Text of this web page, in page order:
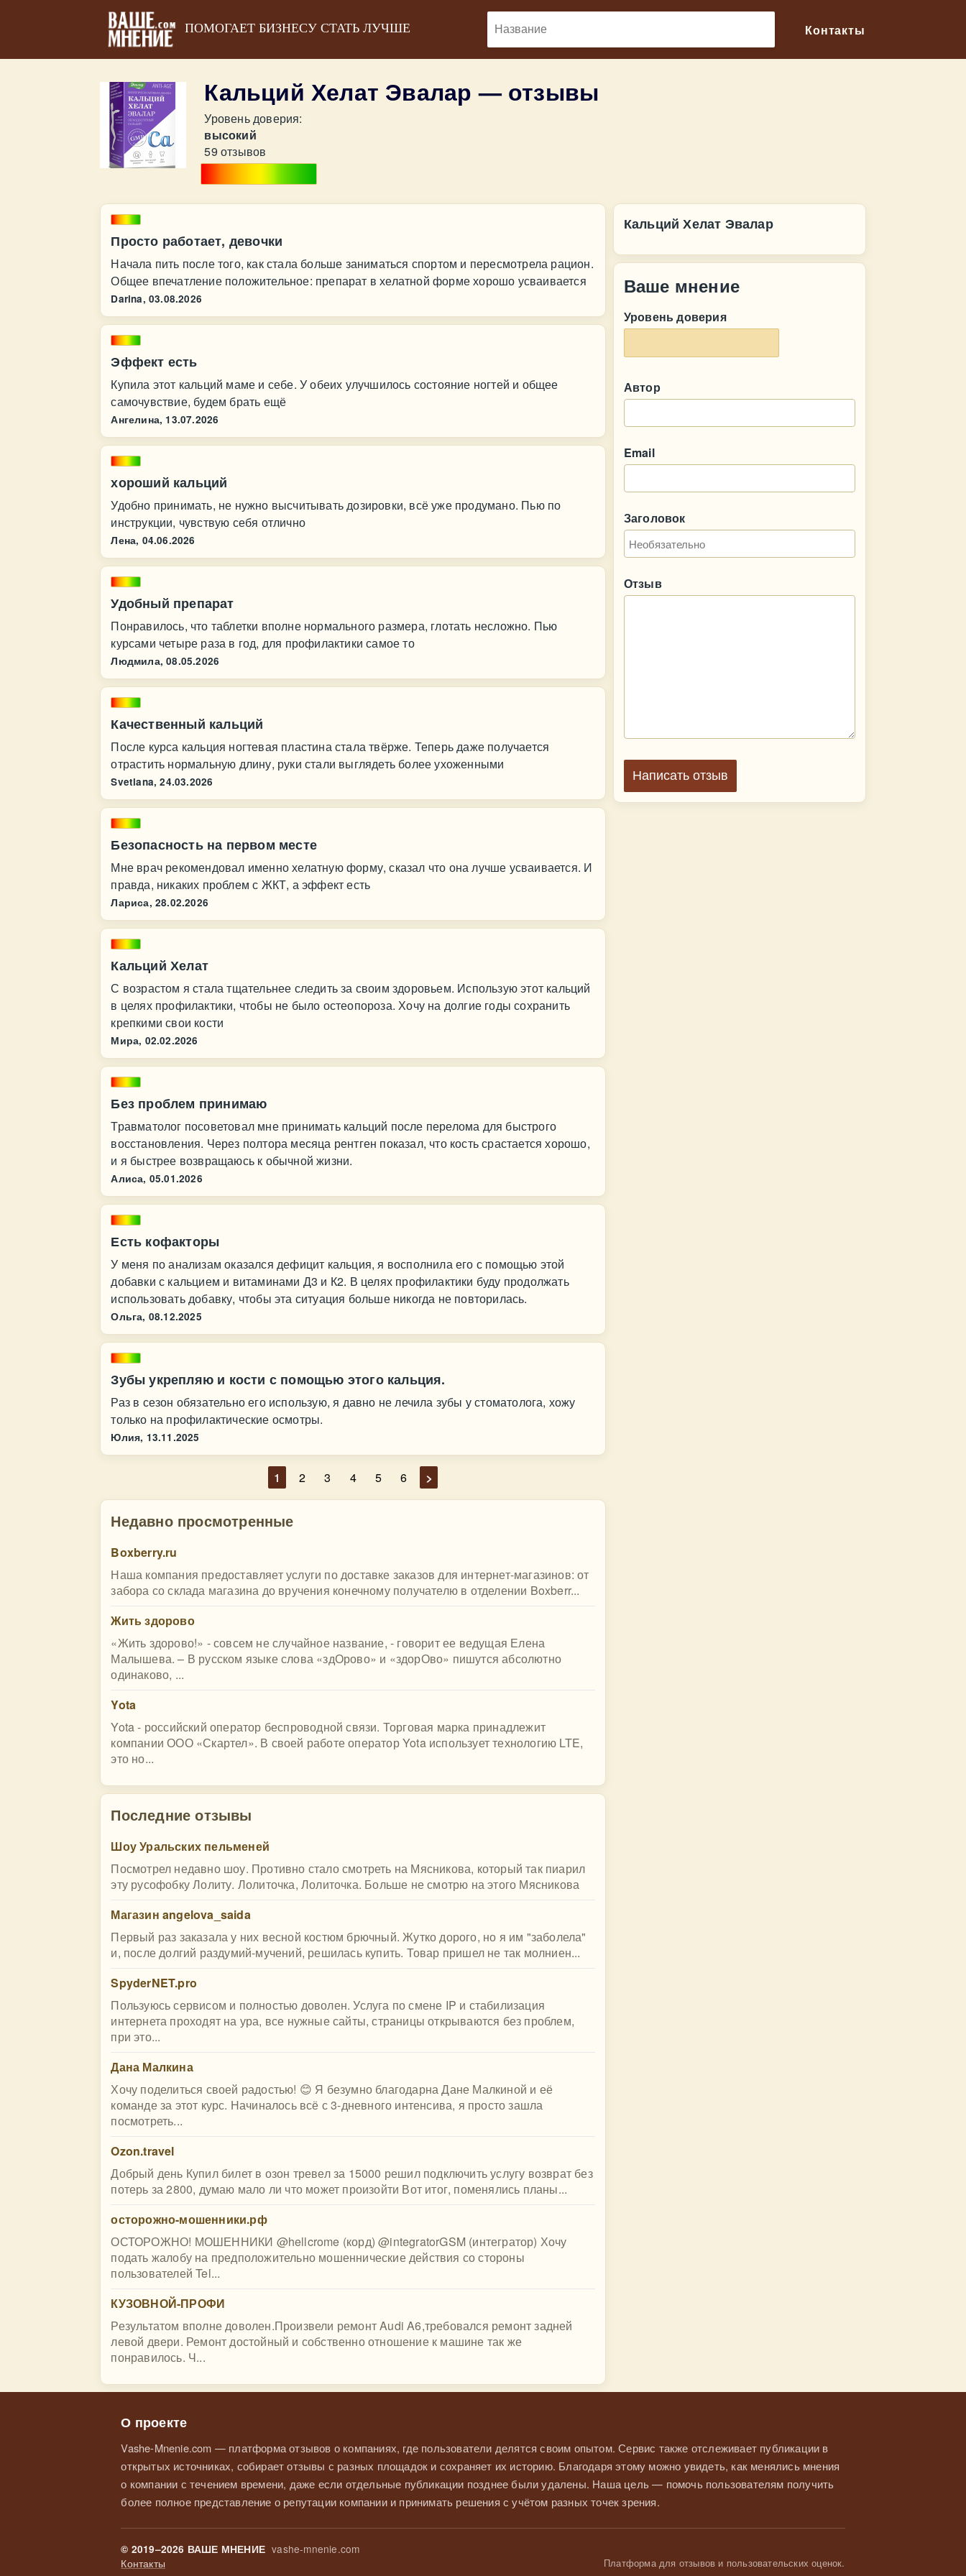
ПОМОГАЕТ БИЗНЕСУ СТАТЬ ЛУЧШЕ Контакты
Кальций Хелат Эвалар — отзывы
Уровень доверия:
высокий
59 отзывов
Просто работает, девочки
Начала пить после того, как стала больше заниматься спортом и пересмотрела рацион.
Общее впечатление положительное: препарат в хелатной форме хорошо усваивается
Darina, 03.08.2026
Эффект есть
Купила этот кальций маме и себе. У обеих улучшилось состояние ногтей и общее
самочувствие, будем брать ещё
Ангелина, 13.07.2026
хороший кальций
Удобно принимать, не нужно высчитывать дозировки, всё уже продумано. Пью по
инструкции, чувствую себя отлично
Лена, 04.06.2026
Удобный препарат
Понравилось, что таблетки вполне нормального размера, глотать несложно. Пью
курсами четыре раза в год, для профилактики самое то
Людмила, 08.05.2026
Качественный кальций
После курса кальция ногтевая пластина стала твёрже. Теперь даже получается
отрастить нормальную длину, руки стали выглядеть более ухоженными
Svetlana, 24.03.2026
Безопасность на первом месте
Мне врач рекомендовал именно хелатную форму, сказал что она лучше усваивается. И
правда, никаких проблем с ЖКТ, а эффект есть
Лариса, 28.02.2026
Кальций Хелат
С возрастом я стала тщательнее следить за своим здоровьем. Использую этот кальций
в целях профилактики, чтобы не было остеопороза. Хочу на долгие годы сохранить
крепкими свои кости
Мира, 02.02.2026
Без проблем принимаю
Травматолог посоветовал мне принимать кальций после перелома для быстрого
восстановления. Через полтора месяца рентген показал, что кость срастается хорошо,
и я быстрее возвращаюсь к обычной жизни.
Алиса, 05.01.2026
Есть кофакторы
У меня по анализам оказался дефицит кальция, я восполнила его с помощью этой
добавки с кальцием и витаминами Д3 и К2. В целях профилактики буду продолжать
использовать добавку, чтобы эта ситуация больше никогда не повторилась.
Ольга, 08.12.2025
Зубы укрепляю и кости с помощью этого кальция.
Раз в сезон обязательно его использую, я давно не лечила зубы у стоматолога, хожу
только на профилактические осмотры.
Юлия, 13.11.2025
1 2 3 4 5 6 >
Недавно просмотренные
Boxberry.ru
Наша компания предоставляет услуги по доставке заказов для интернет-магазинов: от
забора со склада магазина до вручения конечному получателю в отделении Boxberr...
Жить здорово
«Жить здорово!» - совсем не случайное название, - говорит ее ведущая Елена
Малышева. – В русском языке слова «здОрово» и «здорОво» пишутся абсолютно
одинаково, ...
Yota
Yota - российский оператор беспроводной связи. Торговая марка принадлежит
компании ООО «Скартел». В своей работе оператор Yota использует технологию LTE,
это но...
Последние отзывы
Шоу Уральских пельменей
Посмотрел недавно шоу. Противно стало смотреть на Мясникова, который так пиарил
эту русофобку Лолиту. Лолиточка, Лолиточка. Больше не смотрю на этого Мясникова
Магазин angelova_saida
Первый раз заказала у них весной костюм брючный. Жутко дорого, но я им "заболела"
и, после долгий раздумий-мучений, решилась купить. Товар пришел не так молниен...
SpyderNET.pro
Пользуюсь сервисом и полностью доволен. Услуга по смене IP и стабилизация
интернета проходят на ура, все нужные сайты, страницы открываются без проблем,
при это...
Дана Малкина
Хочу поделиться своей радостью! 😊 Я безумно благодарна Дане Малкиной и её
команде за этот курс. Начиналось всё с 3-дневного интенсива, я просто зашла
посмотреть...
Ozon.travel
Добрый день Купил билет в озон тревел за 15000 решил подключить услугу возврат без
потерь за 2800, думаю мало ли что может произойти Вот итог, поменялись планы...
осторожно-мошенники.рф
ОСТОРОЖНО! МОШЕННИКИ @hellcrome (корд) @integratorGSM (интегратор) Хочу
подать жалобу на предположительно мошеннические действия со стороны
пользователей Tel...
КУЗОВНОЙ-ПРОФИ
Результатом вполне доволен.Произвели ремонт Audi A6,требовался ремонт задней
левой двери. Ремонт достойный и собственно отношение к машине так же
понравилось. Ч...
Кальций Хелат Эвалар
Ваше мнение
Уровень доверия
Автор
Email
Заголовок
Отзыв
Написать отзыв
О проекте
Vashe-Mnenie.com — платформа отзывов о компаниях, где пользователи делятся своим опытом. Сервис также отслеживает публикации в
открытых источниках, собирает отзывы с разных площадок и сохраняет их историю. Благодаря этому можно увидеть, как менялись мнения
о компании с течением времени, даже если отдельные публикации позднее были удалены. Наша цель — помочь пользователям получить
более полное представление о репутации компании и принимать решения с учётом разных точек зрения.
© 2019–2026 ВАШЕ МНЕНИЕ vashe-mnenie.com
Контакты
Платформа для отзывов и пользовательских оценок.